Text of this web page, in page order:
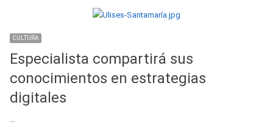
CULTURA
Especialista compartirá sus
conocimientos en estrategias
digitales
…